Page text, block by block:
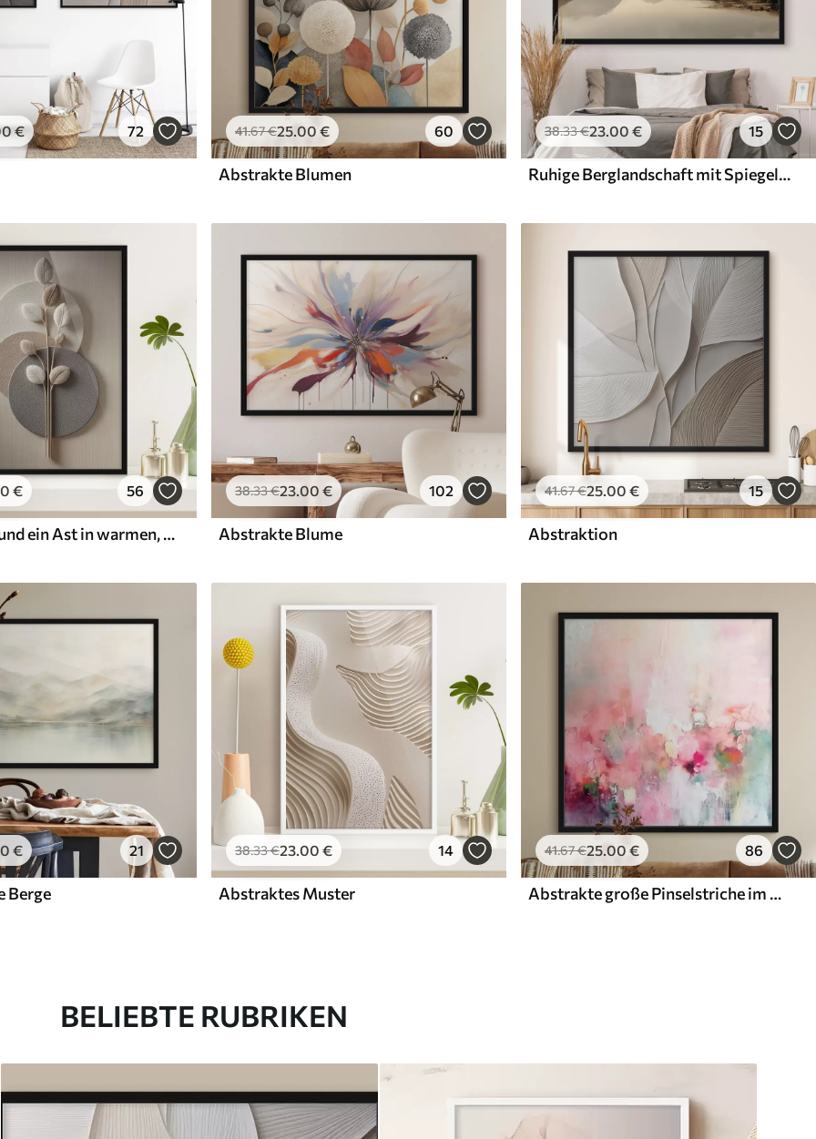
€ 72 41.67€25.00 € 60
Abstrakte Blumen
38.33€23.00 € 15
Ruhige Berglandschaft mit Spiegelung im Wasser
€ 56
Reliefkreise und ein Ast in warmen, neutralen Farbtönen
38.33€23.00 € 102
Abstrakte Blume
41.67€25.00 € 15
Abstraktion
€ 21
Berge
38.33€23.00 € 14
Abstraktes Muster
41.67€25.00 € 86
Abstrakte große Pinselstriche im modernen Stil
BELIEBTE RUBRIKEN